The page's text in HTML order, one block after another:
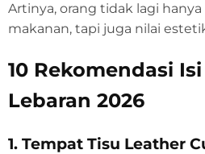
Artinya, orang tidak lagi hanya
makanan, tapi juga nilai
10 Rekomendasi
Lebaran 2026
1. Tempat Tisu Leather